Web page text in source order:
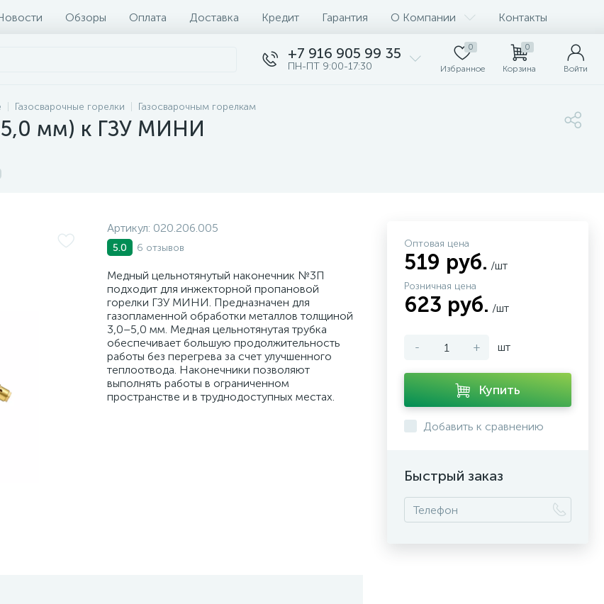
Обзоры Оплата Доставка Кредит Гарантия О Компании Контакты
+7 916 905 99 35
ПН-ПТ 9:00-17:30
0
Избранное
0
Корзина Войти
Газосварочные горелки Газосварочным горелкам
мм) к ГЗУ МИНИ
Артикул: 020.206.005
5.0 6 отзывов
Медный цельнотянутый наконечник №3П
подходит для инжекторной пропановой
горелки ГЗУ МИНИ. Предназначен для
газопламенной обработки металлов толщиной
3,0–5,0 мм. Медная цельнотянутая трубка
обеспечивает большую продолжительность
работы без перегрева за счет улучшенного
теплоотвода. Наконечники позволяют
выполнять работы в ограниченном
пространстве и в труднодоступных местах.
Оптовая цена
519 руб. /шт
Розничная цена
623 руб. /шт
- + шт
Купить
Добавить к сравнению
Быстрый заказ